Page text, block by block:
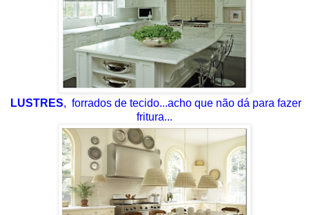
LUSTRES, forrados de tecido...acho que não dá para fazer
fritura...